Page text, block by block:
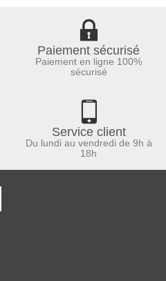
Paiement sécurisé
Paiement en ligne 100%
sécurisé
Service client
Du lundi au vendredi de 9h à
18h